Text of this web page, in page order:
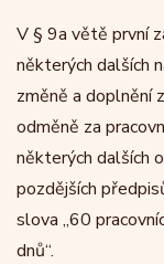
V § 9a větě první
některých dalších
změně a doplnění
odměně za
některých dalších
pozdějších
slova „60
dnů“.